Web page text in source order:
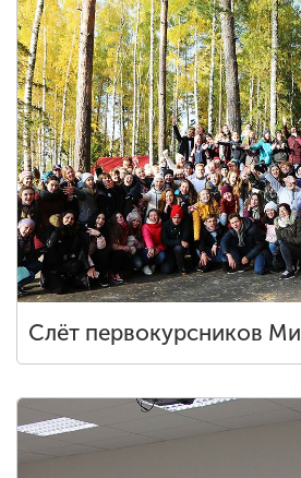
Слёт первокурсников